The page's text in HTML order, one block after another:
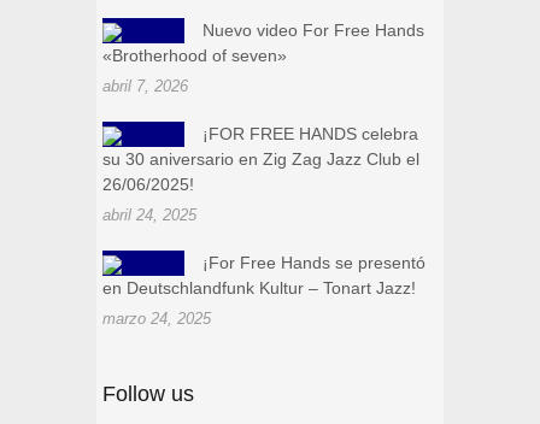
Nuevo video For Free Hands
«Brotherhood of seven»
abril 7, 2026
¡FOR FREE HANDS celebra
su 30 aniversario en Zig Zag Jazz Club el
26/06/2025!
abril 24, 2025
¡For Free Hands se presentó
en Deutschlandfunk Kultur – Tonart Jazz!
marzo 24, 2025
Follow us